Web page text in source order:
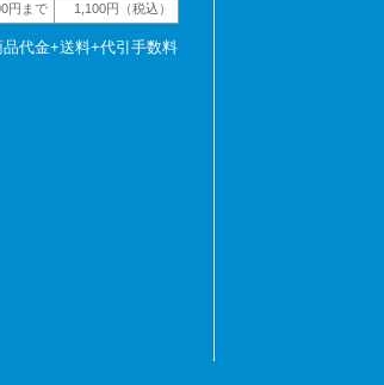
円まで
1,100円（税込）
代金+送料+代引手数料